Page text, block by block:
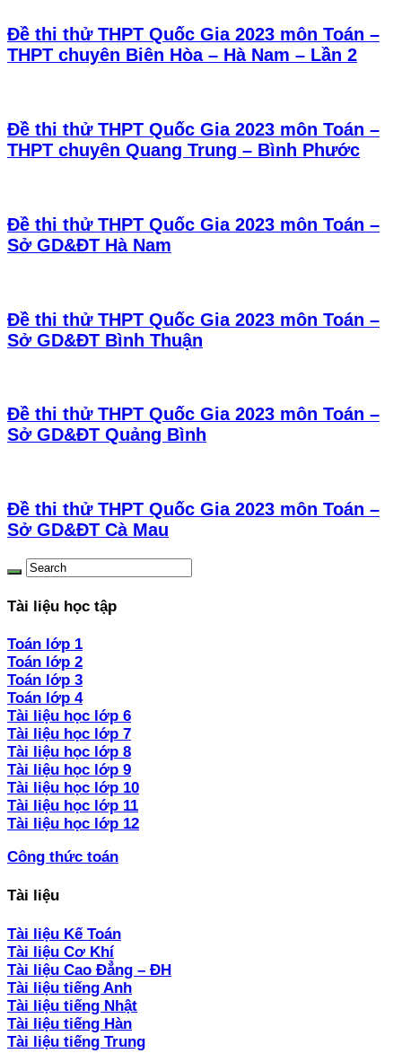
Đề thi thử THPT Quốc Gia 2023 môn Toán –
THPT chuyên Biên Hòa – Hà Nam – Lần 2
Đề thi thử THPT Quốc Gia 2023 môn Toán –
THPT chuyên Quang Trung – Bình Phước
Đề thi thử THPT Quốc Gia 2023 môn Toán –
Sở GD&ĐT Hà Nam
Đề thi thử THPT Quốc Gia 2023 môn Toán –
Sở GD&ĐT Bình Thuận
Đề thi thử THPT Quốc Gia 2023 môn Toán –
Sở GD&ĐT Quảng Bình
Đề thi thử THPT Quốc Gia 2023 môn Toán –
Sở GD&ĐT Cà Mau
Tài liệu học tập
Toán lớp 1
Toán lớp 2
Toán lớp 3
Toán lớp 4
Tài liệu học lớp 6
Tài liệu học lớp 7
Tài liệu học lớp 8
Tài liệu học lớp 9
Tài liệu học lớp 10
Tài liệu học lớp 11
Tài liệu học lớp 12
Công thức toán
Tài liệu
Tài liệu Kế Toán
Tài liệu Cơ Khí
Tài liệu Cao Đẳng – ĐH
Tài liệu tiếng Anh
Tài liệu tiếng Nhật
Tài liệu tiếng Hàn
Tài liệu tiếng Trung